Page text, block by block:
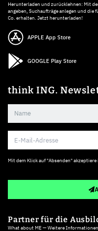
Herunterladen und zurücklehnen: Mit
angeben, Suchaufträge anlegen und die
Co. erhalten. Jetzt herunterladen!
APPLE App Store
GOOGLE Play Store
think ING.
Mit dem Klick auf "Absenden" akzeptiere
Partner für die
What about ME — Weitere